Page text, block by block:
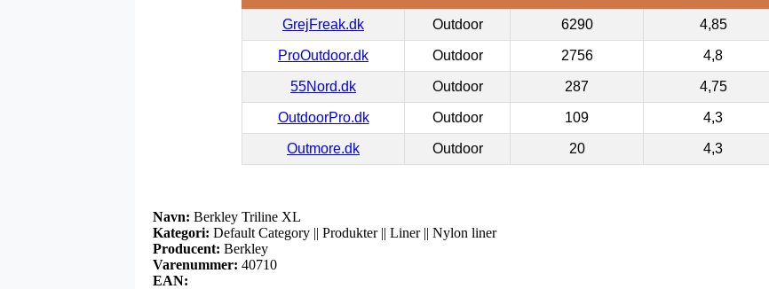
GrejFreak.dk Outdoor 6290 4,85
ProOutdoor.dk Outdoor 2756 4,8
55Nord.dk Outdoor 287 4,75
OutdoorPro.dk Outdoor 109 4,3
Outmore.dk Outdoor 20 4,3
Navn: Berkley Triline XL
Kategori: Default Category || Produkter || Liner || Nylon liner
Producent: Berkley
Varenummer: 40710
EAN: